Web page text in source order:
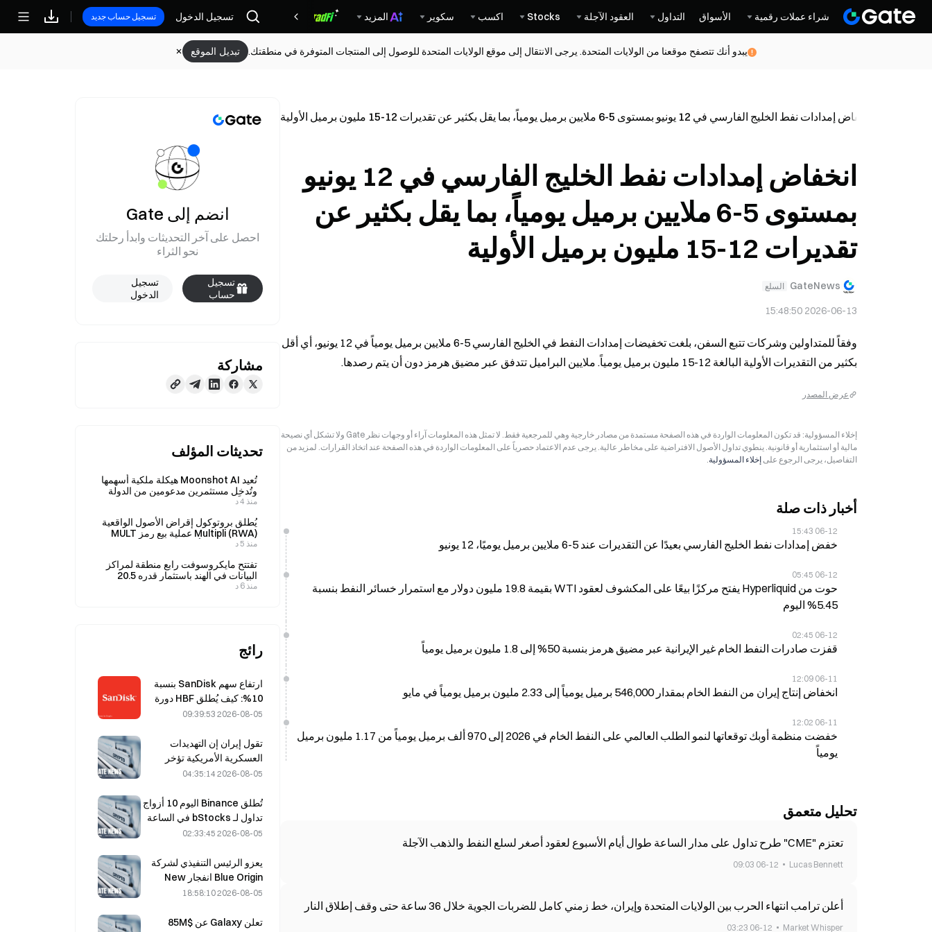
شراء عملات رقمية الأسواق التداول العقود الآجلة Stocks اكسب سكوير المزيد مكافآتتسجيل الدخول تسجيل حساب جديد
يبدو أنك تتصفح موقعنا من الولايات المتحدة. يرجى الانتقال إلى موقع الولايات المتحدة للوصول إلى المنتجات المتوفرة في منطقتك. تبديل الموقع
انخفاض إمدادات نفط الخليج الفارسي في 12 يونيو بمستوى 5-6 ملايين برميل يومياً، بما يقل بكثير عن تقديرات 12-15 مليون برميل الأولية
انخفاض إمدادات نفط الخليج الفارسي في 12 يونيو
بمستوى 5-6 ملايين برميل يومياً، بما يقل بكثير عن
تقديرات 12-15 مليون برميل الأولية
GateNews السلع
2026-06-13 15:48:50
بكثير من التقديرات الأولية البالغة 12-15 مليون برميل يومياً. ملايين البراميل تتدفق عبر مضيق هرمز دون أن يتم رصدها.
عرض المصدر
إخلاء المسؤولية: قد تكون المعلومات الواردة في هذه الصفحة مستمدة من مصادر خارجية وهي للمرجعية فقط. لا تمثل هذه المعلومات آراء أو وجهات نظر Gate ولا تشكل أي نصيحة
مالية أو استثمارية أو قانونية. ينطوي تداول الأصول الافتراضية على مخاطر عالية. يرجى عدم الاعتماد حصرياً على المعلومات الواردة في هذه الصفحة عند اتخاذ القرارات. لمزيد من
التفاصيل، يرجى الرجوع على إخلاء المسؤولية.
أخبار ذات صلة
06-12 15:43
خفض إمدادات نفط الخليج الفارسي بعيدًا عن التقديرات عند 5-6 ملايين برميل يوميًا، 12 يونيو
06-12 05:45
حوت من Hyperliquid يفتح مركزًا بيعًا على المكشوف لعقود WTI بقيمة 19.8 مليون دولار مع استمرار خسائر النفط بنسبة
5.45% اليوم
06-12 02:45
قفزت صادرات النفط الخام غير الإيرانية عبر مضيق هرمز بنسبة 50% إلى 1.8 مليون برميل يومياً
06-11 12:09
انخفاض إنتاج إيران من النفط الخام بمقدار 546,000 برميل يومياً إلى 2.33 مليون برميل يومياً في مايو
06-11 12:02
خفضت منظمة أوبك توقعاتها لنمو الطلب العالمي على النفط الخام في 2026 إلى 970 ألف برميل يومياً من 1.17 مليون برميل
يومياً
تحليل متعمق
تعتزم "CME" طرح تداول على مدار الساعة طوال أيام الأسبوع لعقود أصغر لسلع النفط والذهب الآجلة
Lucas Bennett
06-12 09:03
أعلن ترامب انتهاء الحرب بين الولايات المتحدة وإيران، خط زمني كامل للضربات الجوية خلال 36 ساعة حتى وقف إطلاق النار
Market Whisper
06-12 03:23
انضم إلى Gate
احصل على آخر التحديثات وابدأ رحلتك
نحو الثراء
تسجيل
حساب
تسجيل
الدخول
مشاركة
تحديثات المؤلف
تُعيد Moonshot AI هيكلة ملكية أسهمها
وتُدخل مستثمرين مدعومين من الدولة
سعياً للحصول على الموافقة على طرحها
منذ 4 د
يُطلق بروتوكول إقراض الأصول الواقعية
(RWA) ‏Multipli‏ عملية بيع رمز MULT
للمجتمع في 7 أغسطس.
منذ 5 د
تفتتح مايكروسوفت رابع منطقة لمراكز
البيانات في الهند باستثمار قدره 20.5
مليار دولار.
منذ 6 د
رائج
ارتفاع سهم SanDisk بنسبة
10%: كيف يُطلق HBF دورة
جديدة في تخزين الذكاء
المالية تأكيد مبررات النمو؟
2026-08-05 09:39:53
تقول إيران إن التهديدات
العسكرية الأمريكية تؤخر
اتفاقها مع عُمان بشأن مضيق
2026-08-05 04:35:14
تُطلق Binance اليوم 10 أزواج
تداول لـ bStocks في الساعة
2026-08-05 02:33:45
يعزو الرئيس التنفيذي لشركة
Blue Origin انفجار New
Glenn في مايو إلى تعطل2026-08-05 18:58:10
تعلن Galaxy عن $85M